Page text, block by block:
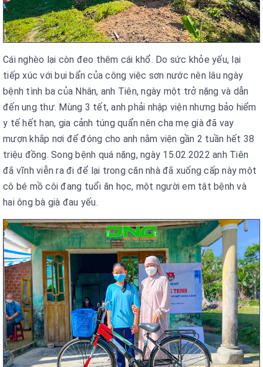
Cái nghèo lại còn đeo thêm cái khổ. Do sức khỏe yếu, lại
tiếp xúc với bụi bẩn của công việc sơn nước nên lâu ngày
bệnh tình ba của Nhân, anh Tiên, ngày một trở nặng và dẫn
đến ung thư. Mùng 3 tết, anh phải nhập viện nhưng bảo hiểm
y tế hết hạn, gia cảnh túng quẩn nên cha mẹ già đã vay
mượn khắp nơi để đóng cho anh nằm viện gần 2 tuần hết 38
triệu đồng. Song bệnh quá nặng, ngày 15.02.2022 anh Tiên
đã vĩnh viễn ra đi để lại trong căn nhà đã xuống cấp này một
cô bé mồ côi đang tuổi ăn học, một người em tật bệnh và
hai ông bà già đau yếu.